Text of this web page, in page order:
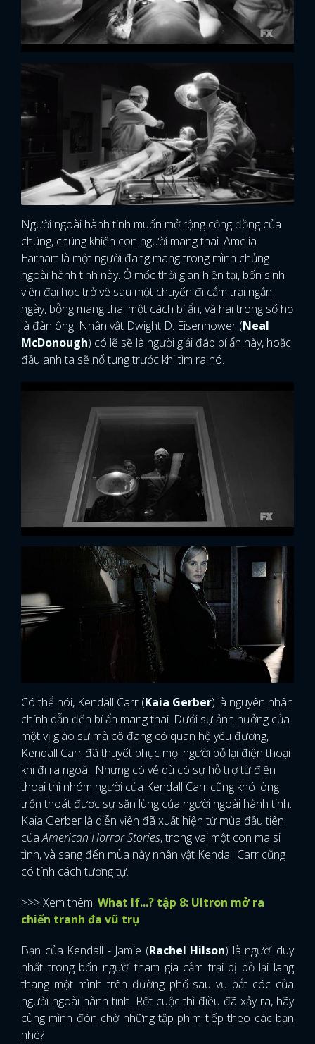
Người ngoài hành tinh muốn mở rộng cộng đồng của
chúng, chúng khiến con người mang thai. Amelia
Earhart là một người đang mang trong mình chủng
ngoài hành tinh này. Ở mốc thời gian hiện tại, bốn sinh
viên đại học trở về sau một chuyến đi cắm trại ngắn
ngày, bỗng mang thai một cách bí ẩn, và hai trong số họ
là đàn ông. Nhân vật Dwight D. Eisenhower (Neal
McDonough) có lẽ sẽ là người giải đáp bí ẩn này, hoặc
đầu anh ta sẽ nổ tung trước khi tìm ra nó.
Có thể nói, Kendall Carr (Kaia Gerber) là nguyên nhân
chính dẫn đến bí ẩn mang thai. Dưới sự ảnh hưởng của
một vị giáo sư mà cô đang có quan hệ yêu đương,
Kendall Carr đã thuyết phục mọi người bỏ lại điện thoại
khi đi ra ngoài. Nhưng có vẻ dù có sự hỗ trợ từ điện
thoại thì nhóm người của Kendall Carr cũng khó lòng
trốn thoát được sự săn lùng của người ngoài hành tinh.
Kaia Gerber là diễn viên đã xuất hiện từ mùa đầu tiên
củaAmerican Horror Stories, trong vai một con ma si
tình, và sang đến mùa này nhân vật Kendall Carr cũng
có tính cách tương tự.
>>> Xem thêm: What If...? tập 8: Ultron mở ra
chiến tranh đa vũ trụ
Bạn của Kendall - Jamie (Rachel Hilson) là người duy
nhất trong bốn người tham gia cắm trại bị bỏ lại lang
thang một mình trên đường phố sau vụ bắt cóc của
người ngoài hành tinh. Rốt cuộc thì điều đã xảy ra, hãy
cùng mình đón chờ những tập phim tiếp theo các bạn
nhé?